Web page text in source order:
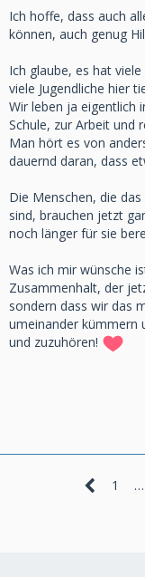
Ich hoffe, dass auch
können, auch genug
Ich glaube, es hat
viele Jugendliche hier
Wir leben ja eigentlich
Schule, zur Arbeit und
Man hört es von
dauernd daran, dass
Die Menschen, die
sind, brauchen jetzt
noch länger für sie
Was ich mir wünsche
Zusammenhalt, der
sondern dass wir das
umeinander kümmern
und zuzuhören!
1 …